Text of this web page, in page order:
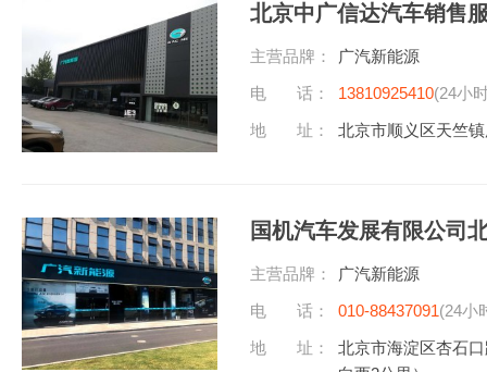
北京中广信达汽车销售
主营品牌：
广汽新能源
电 话：
13810925410(24小
地 址：
北京市顺义区天竺
国机汽车发展有限公司
主营品牌：
广汽新能源
电 话：
010-88437091(24小
地 址：
北京市海淀区杏石